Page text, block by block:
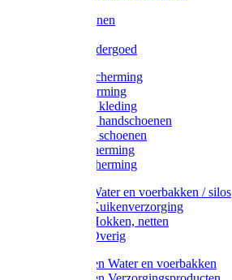
Handschoenen
Thermo ondergoed
Gehoorbescherming
Oogbescherming
Disposable kleding
Disposable handschoenen
Disposable schoenen
Mondbescherming
Hoofdbescherming
Pluimvee Water en voerbakken / silos
Pluimvee Kuikenverzorging
Pluimvee Hokken, netten
Pluimvee Overig
Knaagdieren Water en voerbakken